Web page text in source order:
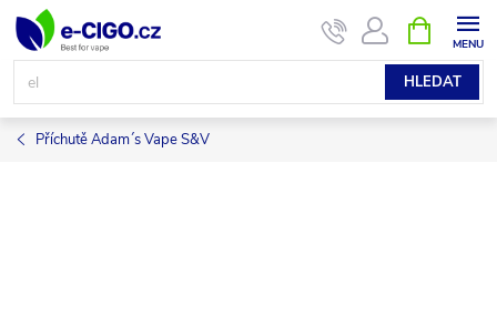
Přejít
obsah
HLEDAT
NÁKUPNÍ
KOŠÍK
Příchutě Adam´s Vape S&V